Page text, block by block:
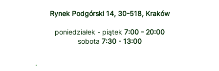
Rynek Podgórski 14, 30-518, Kraków
poniedziałek - piątek 7:00 - 20:00
sobota 7:30 - 13:00